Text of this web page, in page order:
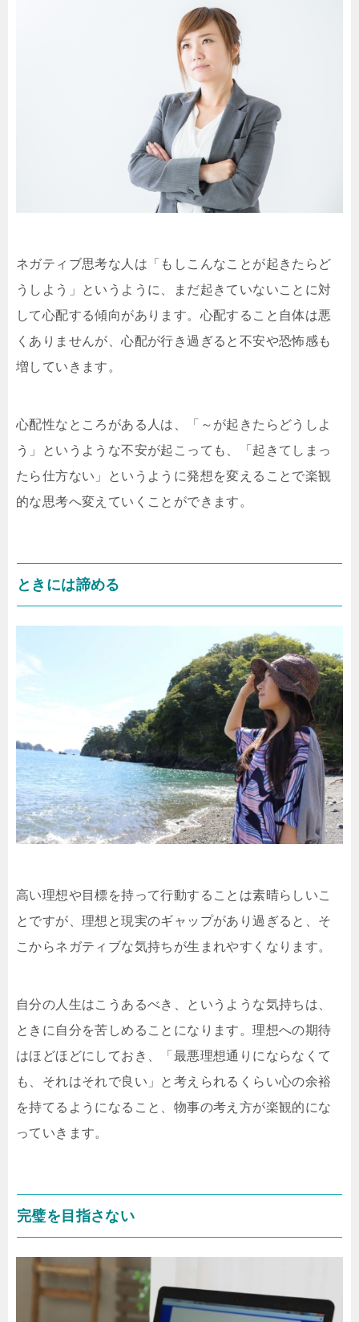
ネガティブ思考な人は「もしこんなことが起きたらど
うしよう」というように、まだ起きていないことに対
して心配する傾向があります。心配すること自体は悪
くありませんが、心配が行き過ぎると不安や恐怖感も
増していきます。
心配性なところがある人は、「～が起きたらどうしよ
う」というような不安が起こっても、「起きてしまっ
たら仕方ない」というように発想を変えることで楽観
的な思考へ変えていくことができます。
ときには諦める
高い理想や目標を持って行動することは素晴らしいこ
とですが、理想と現実のギャップがあり過ぎると、そ
こからネガティブな気持ちが生まれやすくなります。
自分の人生はこうあるべき、というような気持ちは、
ときに自分を苦しめることになります。理想への期待
はほどほどにしておき、「最悪理想通りにならなくて
も、それはそれで良い」と考えられるくらい心の余裕
を持てるようになること、物事の考え方が楽観的にな
っていきます。
完璧を目指さない